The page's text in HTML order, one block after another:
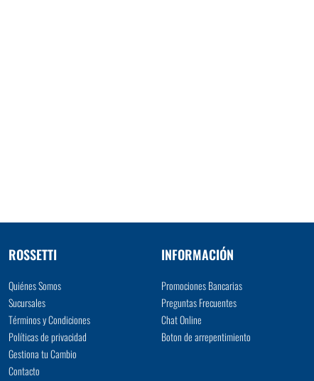
ROSSETTI
Quiénes Somos
Sucursales
Términos y Condiciones
Políticas de privacidad
Gestiona tu Cambio
Contacto
INFORMACIÓN
Promociones Bancarias
Preguntas Frecuentes
Chat Online
Boton de arrepentimiento